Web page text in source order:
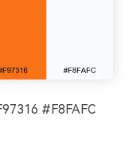
#F8FAFC